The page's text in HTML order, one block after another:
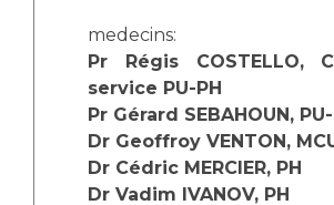
medecins:
Pr Régis COSTELLO,
service PU-PH
Pr Gérard SEBAHOUN,
Dr Geoffroy VENTON,
Dr Cédric MERCIER, PH
Dr Vadim IVANOV, PH